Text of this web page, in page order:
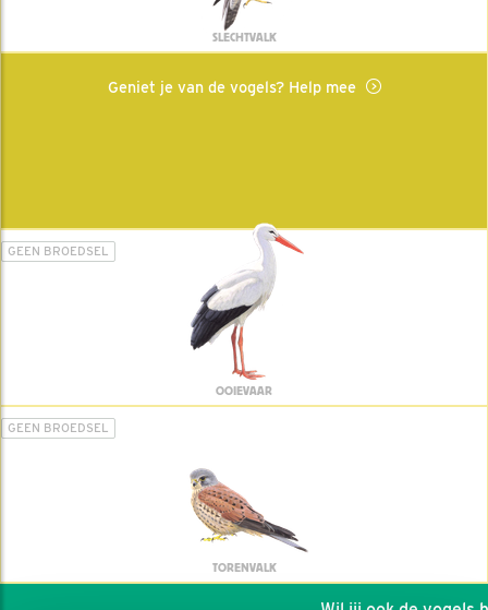
SLECHTVALK
Geniet je van de vogels? Help mee
GEEN BROEDSEL
OOIEVAAR
GEEN BROEDSEL
TORENVALK